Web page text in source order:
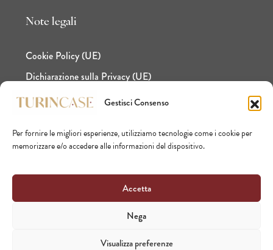
Gestisci Consenso
Per fornire le migliori esperienze, utilizziamo tecnologie come i cookie per
memorizzare e/o accedere alle informazioni del dispositivo.
Accetta
Nega
Visualizza preferenze
Note legali
Cookie Policy (UE)
Dichiarazione sulla Privacy (UE)
Facebook Instagram LinkedIn
© TURINCASE S.r.l. - P. IVA